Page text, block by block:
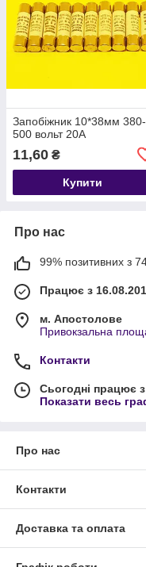
Запобіжник 10*38мм 380-
500 вольт 20А
11,60 ₴
Купити
Про нас
99% позитивних з
Працює з
м. Апостолове
Привокзальна
Контакти
Сьогодні працює
Показати весь
Про нас
Контакти
Доставка та оплата